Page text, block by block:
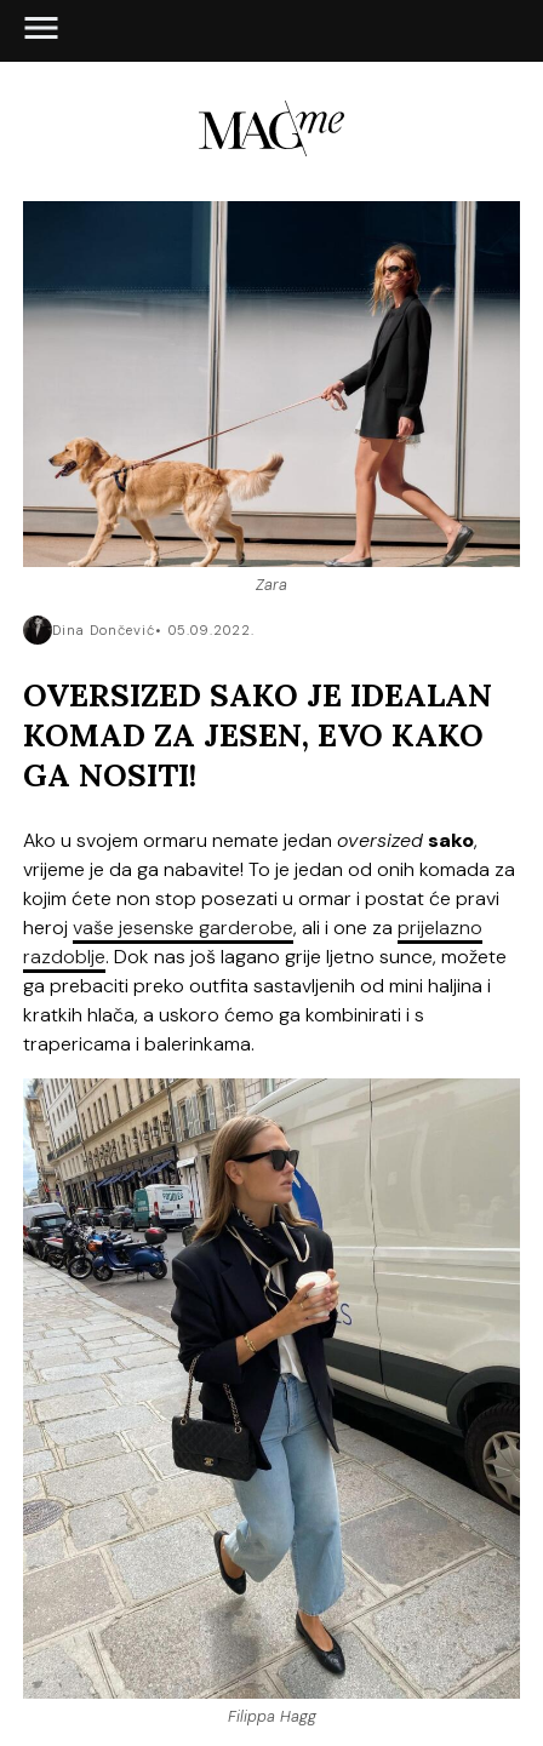
Zara
Dina Dončević 05.09.2022.
OVERSIZED SAKO JE IDEALAN
KOMAD ZA JESEN, EVO KAKO
GA NOSITI!
Ako u svojem ormaru nemate jedanoversizedsako,
vrijeme je da ga nabavite! To je jedan od onih komada za
kojim ćete non stop posezati u ormar i postat će pravi
herojvaše jesenske garderobe, ali i one zaprijelazno
razdoblje. Dok nas još lagano grije ljetno sunce, možete
ga prebaciti preko outfita sastavljenih od mini haljina i
kratkih hlača, a uskoro ćemo ga kombinirati i s
trapericama i balerinkama.
Filippa Hagg